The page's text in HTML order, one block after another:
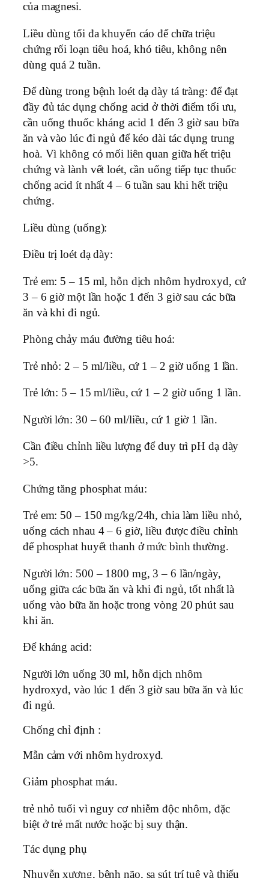
của magnesi.
Liều dùng tối đa khuyến cáo để chữa triệu
chứng rối loạn tiêu hoá, khó tiêu, không nên
dùng quá 2 tuần.
Để dùng trong bệnh loét dạ dày tá tràng: để đạt
đầy đủ tác dụng chống acid ở thời điểm tối ưu,
cần uống thuốc kháng acid 1 đến 3 giờ sau bữa
ăn và vào lúc đi ngủ để kéo dài tác dụng trung
hoà. Vì không có mối liên quan giữa hết triệu
chứng và lành vết loét, cần uống tiếp tục thuốc
chống acid ít nhất 4 – 6 tuần sau khi hết triệu
chứng.
Liều dùng (uống):
Điều trị loét dạ dày:
Trẻ em: 5 – 15 ml, hỗn dịch nhôm hydroxyd, cứ
3 – 6 giờ một lần hoặc 1 đến 3 giờ sau các bữa
ăn và khi đi ngủ.
Phòng chảy máu đường tiêu hoá:
Trẻ nhỏ: 2 – 5 ml/liều, cứ 1 – 2 giờ uống 1 lần.
Trẻ lớn: 5 – 15 ml/liều, cứ 1 – 2 giờ uống 1 lần.
Người lớn: 30 – 60 ml/liều, cứ 1 giờ 1 lần.
Cần điều chỉnh liều lượng để duy trì pH dạ dày
>5.
Chứng tăng phosphat máu:
Trẻ em: 50 – 150 mg/kg/24h, chia làm liều nhỏ,
uống cách nhau 4 – 6 giờ, liều được điều chỉnh
để phosphat huyết thanh ở mức bình thường.
Người lớn: 500 – 1800 mg, 3 – 6 lần/ngày,
uống giữa các bữa ăn và khi đi ngủ, tốt nhất là
uống vào bữa ăn hoặc trong vòng 20 phút sau
khi ăn.
Để kháng acid:
Người lớn uống 30 ml, hỗn dịch nhôm
hydroxyd, vào lúc 1 đến 3 giờ sau bữa ăn và lúc
đi ngủ.
Chống chỉ định :
Mẫn cảm với nhôm hydroxyd.
Giảm phosphat máu.
trẻ nhỏ tuổi vì nguy cơ nhiễm độc nhôm, đặc
biệt ở trẻ mất nước hoặc bị suy thận.
Tác dụng phụ
Nhuyễn xương, bệnh não, sa sút trí tuệ và thiếu